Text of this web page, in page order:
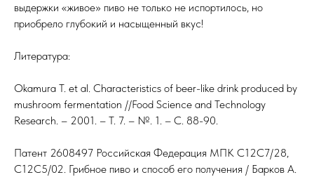
выдержки «живое» пиво не только не испортилось, но
приобрело глубокий и насыщенный вкус!
Литература:
Okamura T. et al. Characteristics of beer-like drink produced by
mushroom fermentation //Food Science and Technology
Research. – 2001. – Т. 7. – №. 1. – С. 88-90.
Патент 2608497 Российская Федерация МПК C12C7/28,
C12C5/02. Грибное пиво и способ его получения / Барков А.